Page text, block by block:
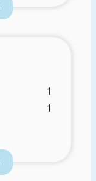
1
1